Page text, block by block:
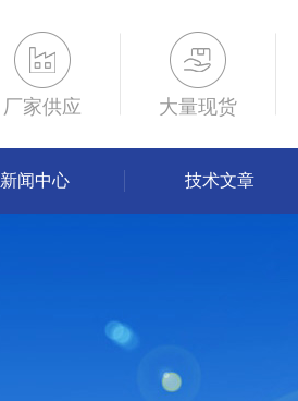
厂家供应 大量现货
新闻中心 技术文章